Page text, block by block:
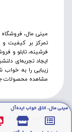
مینی مال،
تمرکز بر کیفیت و
فرشینه، تابلو و
ایجاد تجربه‌ای
زیبایی را به
مشاهده محصولات
تمامی حقوق
مینی مال، اتاق خواب ایده‌آل